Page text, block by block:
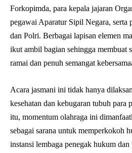
Forkopimda, para kepala jajaran
pegawai Aparatur Sipil Negara, serta
dan Polri. Berbagai lapisan elemen
ikut ambil bagian sehingga membuat
ramai dan penuh semangat
Acara jasmani ini tidak hanya
kesehatan dan kebugaran tubuh para
itu, momentum olahraga ini
sebagai sarana untuk memperkokoh
instansi lembaga penegak hukum